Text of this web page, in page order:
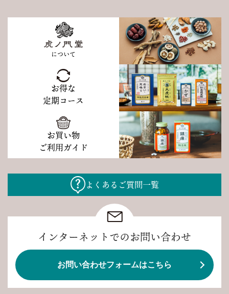
について
お得な
定期コース
お買い物
ご利用ガイド
よくあるご質問一覧
インターネットでのお問い合わせ
お問い合わせフォームはこちら